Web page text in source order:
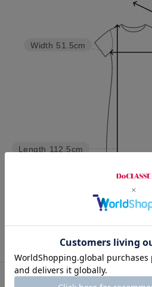
Length 112.5cm
Width 51.5cm
カスタマーレビュー